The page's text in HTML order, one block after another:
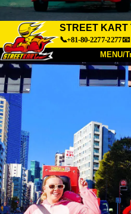
STREET
📞+81-80-2277-2277📧
MENU/
Empresa
Tokyo Shinagawa
Tokyo Akihabara#2